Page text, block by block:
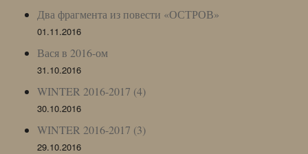
Два фрагмента из повести «ОСТРОВ»
01.11.2016
Вася в 2016-ом
31.10.2016
WINTER 2016-2017 (4)
30.10.2016
WINTER 2016-2017 (3)
29.10.2016